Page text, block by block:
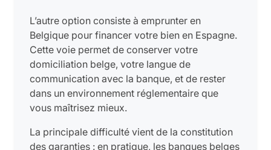
L’autre option consiste à emprunter en
Belgique pour financer votre bien en Espagne.
Cette voie permet de conserver votre
domiciliation belge, votre langue de
communication avec la banque, et de rester
dans un environnement réglementaire que
vous maîtrisez mieux.
La principale difficulté vient de la constitution
des garanties : en pratique, les banques belges